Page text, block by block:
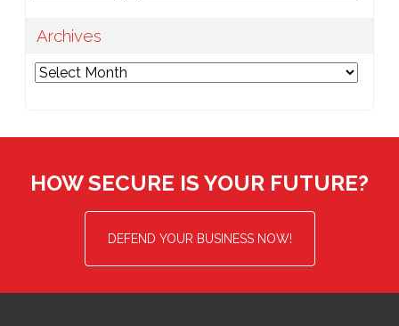
Archives
Archives
HOW SECURE IS YOUR FUTURE?
DEFEND YOUR BUSINESS NOW!